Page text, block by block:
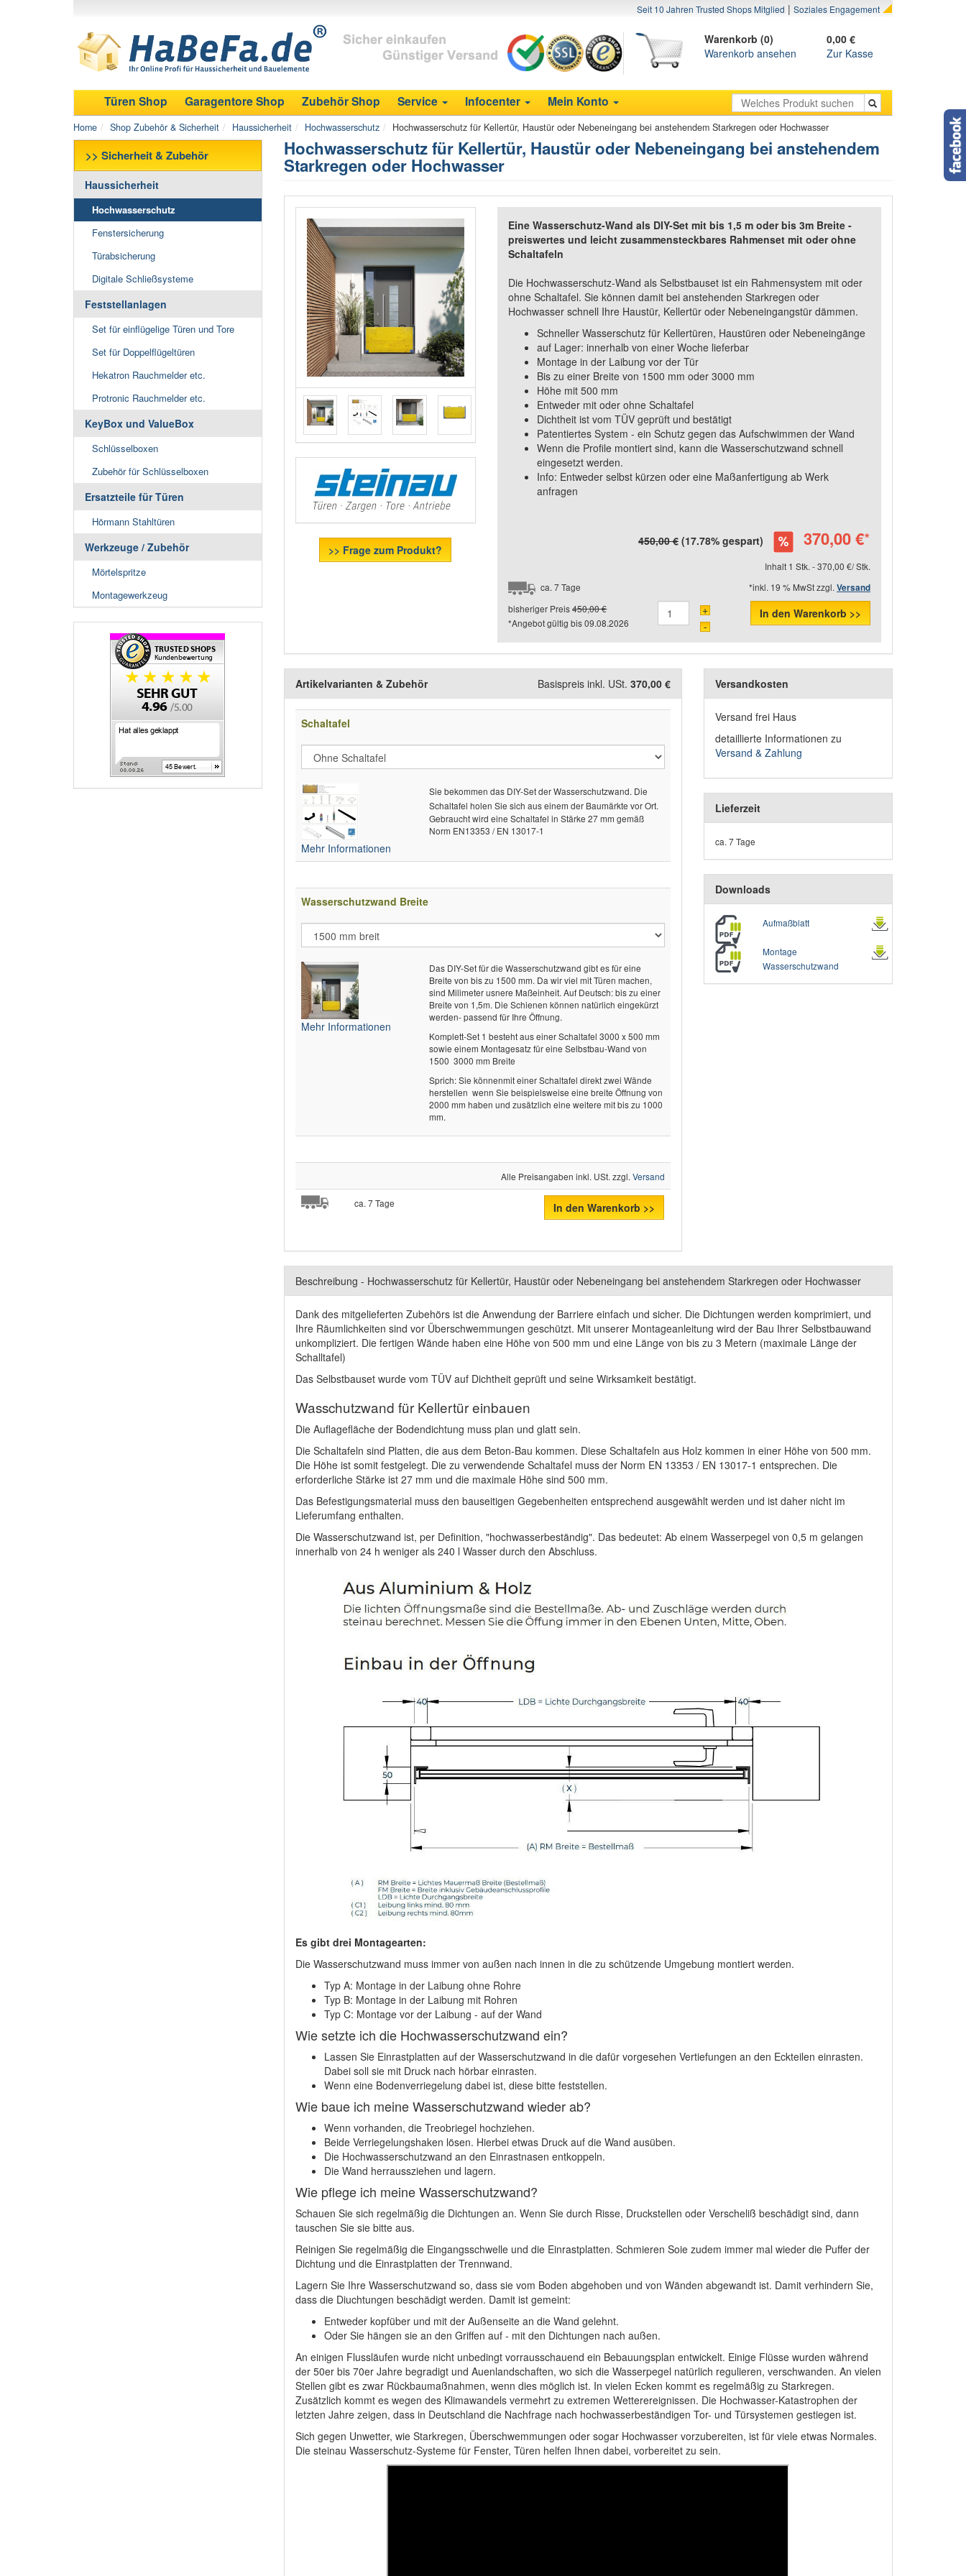
Seit 10 Jahren Trusted Shops Mitglied | Soziales Engagement
Warenkorb (0)
0,00 €
Warenkorb ansehen
Zur Kasse
Türen Shop Garagentore Shop Zubehör Shop Service Infocenter Mein Konto
Home Shop Zubehör & Sicherheit Haussicherheit Hochwasserschutz Hochwasserschutz für Kellertür, Haustür oder Nebeneingang bei anstehendem Starkregen oder Hochwasser
>> Sicherheit & Zubehör
Haussicherheit
Hochwasserschutz
Fenstersicherung
Türabsicherung
Digitale Schließsysteme
Feststellanlagen
Set für einflügelige Türen und Tore
Set für Doppelflügeltüren
Hekatron Rauchmelder etc.
Protronic Rauchmelder etc.
KeyBox und ValueBox
Schlüsselboxen
Zubehör für Schlüsselboxen
Ersatzteile für Türen
Hörmann Stahltüren
Werkzeuge / Zubehör
Mörtelspritze
Montagewerkzeug
Hochwasserschutz für Kellertür, Haustür oder Nebeneingang bei anstehendem
Starkregen oder Hochwasser
>> Frage zum Produkt?
Eine Wasserschutz-Wand als DIY-Set mit bis 1,5 m oder bis 3m Breite -
preiswertes und leicht zusammensteckbares Rahmenset mit oder ohne
Schaltafeln
Die Hochwasserschutz-Wand als Selbstbauset ist ein Rahmensystem mit oder
ohne Schaltafel. Sie können damit bei anstehenden Starkregen oder
Hochwasser schnell Ihre Haustür, Kellertür oder Nebeneingangstür dämmen.
Schneller Wasserschutz für Kellertüren, Haustüren oder Nebeneingänge
auf Lager: innerhalb von einer Woche lieferbar
Montage in der Laibung vor der Tür
Bis zu einer Breite von 1500 mm oder 3000 mm
Höhe mit 500 mm
Entweder mit oder ohne Schaltafel
Dichtheit ist vom TÜV geprüft und bestätigt
Patentiertes System - ein Schutz gegen das Aufschwimmen der Wand
Wenn die Profile montiert sind, kann die Wasserschutzwand schnell
eingesetzt werden.
Info: Entweder selbst kürzen oder eine Maßanfertigung ab Werk
anfragen
450,00 €(17.78% gespart) 370,00 €*
Inhalt 1 Stk. - 370,00 €/ Stk.
ca. 7 Tage
*inkl. 19 % MwSt zzgl.Versand
bisheriger Preis450,00 €
*Angebot gültig bis09.08.2026
+
-
In den Warenkorb >>
Artikelvarianten & Zubehör Basispreis inkl. USt.370,00 €
Schaltafel
Mehr Informationen
Sie bekommen das DIY-Set der Wasserschutzwand. Die
Schaltafel holen Sie sich aus einem der Baumärkte vor Ort.
Gebraucht wird eine Schaltafel in Stärke 27 mm gemäß
Norm EN13353 / EN 13017-1
Wasserschutzwand Breite
Mehr Informationen
Das DIY-Set für die Wasserschutzwand gibt es für eine
Breite von bis zu 1500 mm. Da wir viel mit Türen machen,
sind Milimeter usnere Maßeinheit. Auf Deutsch: bis zu einer
Breite von 1,5m. Die Schienen können natürlich eingekürzt
werden- passend für Ihre Öffnung.
Komplett-Set 1 besteht aus einer Schaltafel 3000 x 500 mm
sowie einem Montagesatz für eine Selbstbau-Wand von
1500  3000 mm Breite
Sprich: Sie könnenmit einer Schaltafel direkt zwei Wände
herstellen  wenn Sie beispielsweise eine breite Öffnung von
2000 mm haben und zusätzlich eine weitere mit bis zu 1000
mm.
Alle Preisangaben inkl. USt. zzgl. Versand
ca. 7 Tage In den Warenkorb >>
Versandkosten
Versand frei Haus
detaillierte Informationen zu
Versand & Zahlung
Lieferzeit
ca. 7 Tage
Downloads
Aufmaßblatt
Montage
Wasserschutzwand
Beschreibung - Hochwasserschutz für Kellertür, Haustür oder Nebeneingang bei anstehendem Starkregen oder Hochwasser
Dank des mitgelieferten Zubehörs ist die Anwendung der Barriere einfach und sicher. Die Dichtungen werden komprimiert, und
Ihre Räumlichkeiten sind vor Überschwemmungen geschützt. Mit unserer Montageanleitung wird der Bau Ihrer Selbstbauwand
unkompliziert. Die fertigen Wände haben eine Höhe von 500 mm und eine Länge von bis zu 3 Metern (maximale Länge der
Schalltafel)
Das Selbstbauset wurde vom TÜV auf Dichtheit geprüft und seine Wirksamkeit bestätigt.
Wasschutzwand für Kellertür einbauen
Die Auflagefläche der Bodendichtung muss plan und glatt sein.
Die Schaltafeln sind Platten, die aus dem Beton-Bau kommen. Diese Schaltafeln aus Holz kommen in einer Höhe von 500 mm.
Die Höhe ist somit festgelegt. Die zu verwendende Schaltafel muss der Norm EN 13353 / EN 13017-1 entsprechen. Die
erforderliche Stärke ist 27 mm und die maximale Höhe sind 500 mm.
Das Befestigungsmaterial muss den bauseitigen Gegebenheiten entsprechend ausgewählt werden und ist daher nicht im
Lieferumfang enthalten.
Die Wasserschutzwand ist, per Definition, "hochwasserbeständig". Das bedeutet: Ab einem Wasserpegel von 0,5 m gelangen
innerhalb von 24 h weniger als 240 l Wasser durch den Abschluss.
Es gibt drei Montagearten:
Die Wasserschutzwand muss immer von außen nach innen in die zu schützende Umgebung montiert werden.
Typ A: Montage in der Laibung ohne Rohre
Typ B: Montage in der Laibung mit Rohren
Typ C: Montage vor der Laibung - auf der Wand
Wie setzte ich die Hochwasserschutzwand ein?
Lassen Sie Einrastplatten auf der Wasserschutzwand in die dafür vorgesehen Vertiefungen an den Eckteilen einrasten.
Dabei soll sie mit Druck nach hörbar einrasten.
Wenn eine Bodenverriegelung dabei ist, diese bitte feststellen.
Wie baue ich meine Wasserschutzwand wieder ab?
Wenn vorhanden, die Treobriegel hochziehen.
Beide Verriegelungshaken lösen. Hierbei etwas Druck auf die Wand ausüben.
Die Hochwasserschutzwand an den Einrastnasen entkoppeln.
Die Wand herraussziehen und lagern.
Wie pflege ich meine Wasserschutzwand?
Schauen Sie sich regelmäßig die Dichtungen an. Wenn Sie durch Risse, Druckstellen oder Verscheliß beschädigt sind, dann
tauschen Sie sie bitte aus.
Reinigen Sie regelmäßig die Eingangsschwelle und die Einrastplatten. Schmieren Soie zudem immer mal wieder die Puffer der
Dichtung und die Einrastplatten der Trennwand.
Lagern Sie Ihre Wasserschutzwand so, dass sie vom Boden abgehoben und von Wänden abgewandt ist. Damit verhindern Sie,
dass die Diuchtungen beschädigt werden. Damit ist gemeint:
Entweder kopfüber und mit der Außenseite an die Wand gelehnt.
Oder Sie hängen sie an den Griffen auf - mit den Dichtungen nach außen.
An einigen Flussläufen wurde nicht unbedingt vorrausschauend ein Bebauungsplan entwickelt. Einige Flüsse wurden während
der 50er bis 70er Jahre begradigt und Auenlandschaften, wo sich die Wasserpegel natürlich regulieren, verschwanden. An vielen
Stellen gibt es zwar Rückbaumaßnahmen, wenn dies möglich ist. In vielen Ecken kommt es regelmäßig zu Starkregen.
Zusätzlich kommt es wegen des Klimawandels vermehrt zu extremen Wetterereignissen. Die Hochwasser-Katastrophen der
letzten Jahre zeigen, dass in Deutschland die Nachfrage nach hochwasserbeständigen Tor- und Türsystemen gestiegen ist.
Sich gegen Unwetter, wie Starkregen, Überschwemmungen oder sogar Hochwasser vorzubereiten, ist für viele etwas Normales.
Die steinau Wasserschutz-Systeme für Fenster, Türen helfen Ihnen dabei, vorbereitet zu sein.